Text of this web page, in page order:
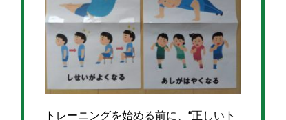
トレーニングを始める前に、“正しいト